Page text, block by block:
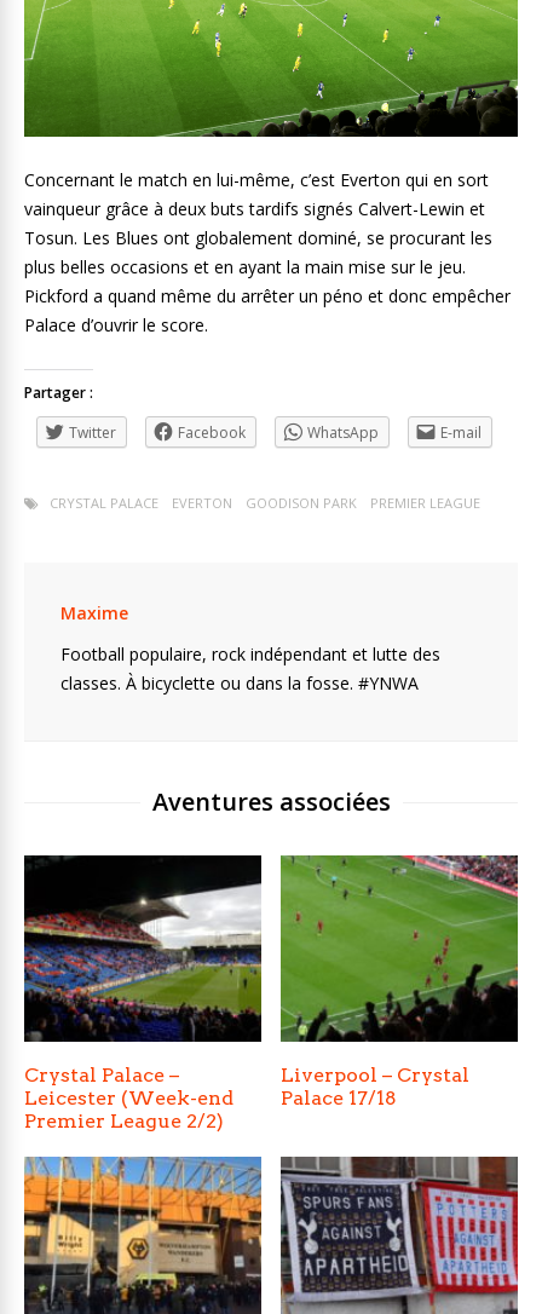
Concernant le match en lui-même, c’est Everton qui en sort
vainqueur grâce à deux buts tardifs signés Calvert-Lewin et
Tosun. Les Blues ont globalement dominé, se procurant les
plus belles occasions et en ayant la main mise sur le jeu.
Pickford a quand même du arrêter un péno et donc empêcher
Palace d’ouvrir le score.
Partager :
Twitter
Facebook WhatsApp E-mail
CRYSTAL PALACE EVERTON GOODISON PARK PREMIER LEAGUE
Maxime
Football populaire, rock indépendant et lutte des
classes. À bicyclette ou dans la fosse. #YNWA
Aventures associées
Crystal Palace –
Leicester (Week-end
Premier League 2/2)
Liverpool – Crystal
Palace 17/18